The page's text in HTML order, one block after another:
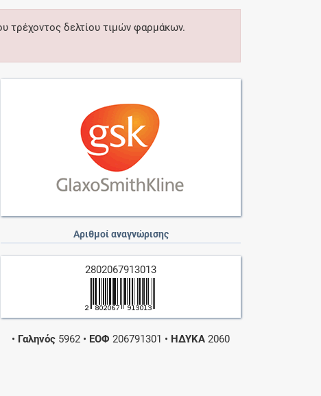
τρέχοντος δελτίου τιμών φαρμάκων.
Αριθμοί αναγνώρισης
2802067913013
• Γαληνός 5962 • ΕΟΦ 206791301 • ΗΔΥΚΑ 2060